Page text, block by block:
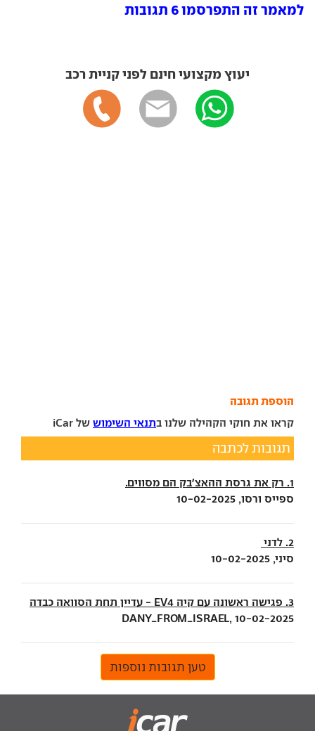
למאמר זה התפרסמו 6 תגובות
יעוץ מקצועי חינם לפני קניית רכב
הוספת תגובה
קראו את חוקי הקהילה שלנו בתנאי השימוש של iCar
תגובות לכתבה
1. רק את גרסת ההאצ׳בק הם מסווים.
ספייס ורסו, 10-02-2025
2. לדני
סיני, 10-02-2025
3. פגישה ראשונה עם קיה EV4 - עדיין תחת הסוואה כבדה
DANY_FROM_ISRAEL, 10-02-2025
טען תגובות נוספות